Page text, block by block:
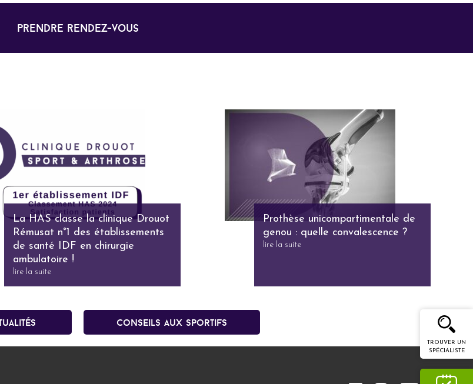
TROUVER UN
SPÉCIALISTE
prendre rendez-vous
La HAS classe la clinique Drouot
Rémusat n°1 des établissements
de santé IDF en chirurgie
ambulatoire !
lire la suite
Prothèse unicompartimentale de
genou : quelle convalescence ?
lire la suite
conseils aux sportifs